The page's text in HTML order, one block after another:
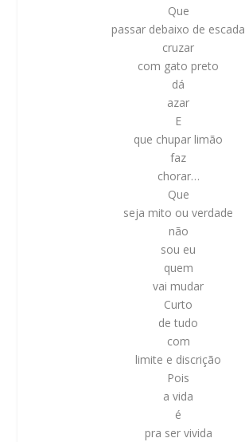
Que
passar debaixo de escada
cruzar
com gato preto
dá
azar
E
que chupar limão
faz
chorar…
Que
seja mito ou verdade
não
sou eu
quem
vai mudar
Curto
de tudo
com
limite e discrição
Pois
a vida
é
pra ser vivida